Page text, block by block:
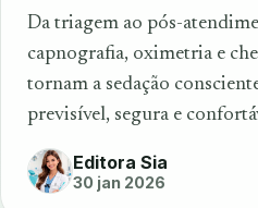
Da triagem ao pós-
capnografia, oximetria e
tornam a sedação
previsível, segura e
Editora Sia
30 jan 2026